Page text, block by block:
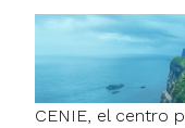
CENIE, el centro